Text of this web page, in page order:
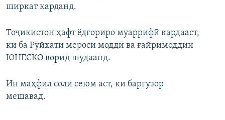
ширкат карданд.
Тоҷикистон ҳафт ёдгориро муаррифӣ кардааст,
ки ба Рӯйхати мероси моддӣ ва ғайримоддии
ЮНЕСКО ворид шудаанд.
Ин маҳфил соли сеюм аст, ки баргузор
мешавад.